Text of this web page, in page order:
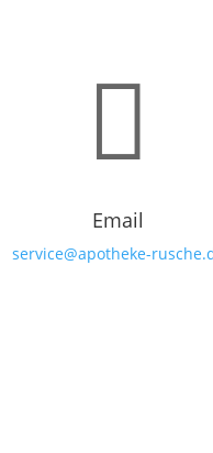

Email
service@apotheke-